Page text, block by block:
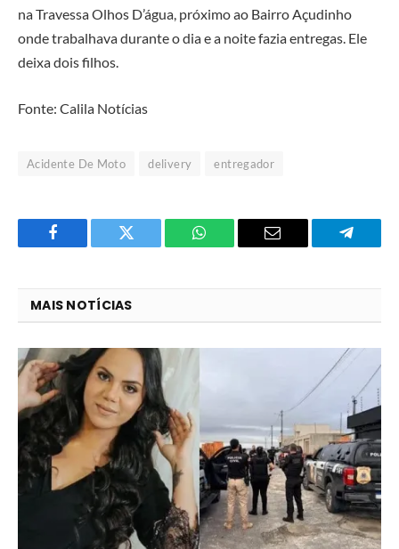
na Travessa Olhos D’água, próximo ao Bairro Açudinho
onde trabalhava durante o dia e a noite fazia entregas. Ele
deixa dois filhos.
Fonte: Calila Notícias
Acidente De Moto delivery entregador
Facebook Twitter
O
E-
MAIS NOTÍCIAS